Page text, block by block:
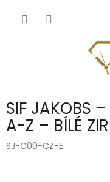
SIF JAKOBS
A-Z – BÍLÉ
SJ-C00-CZ-E